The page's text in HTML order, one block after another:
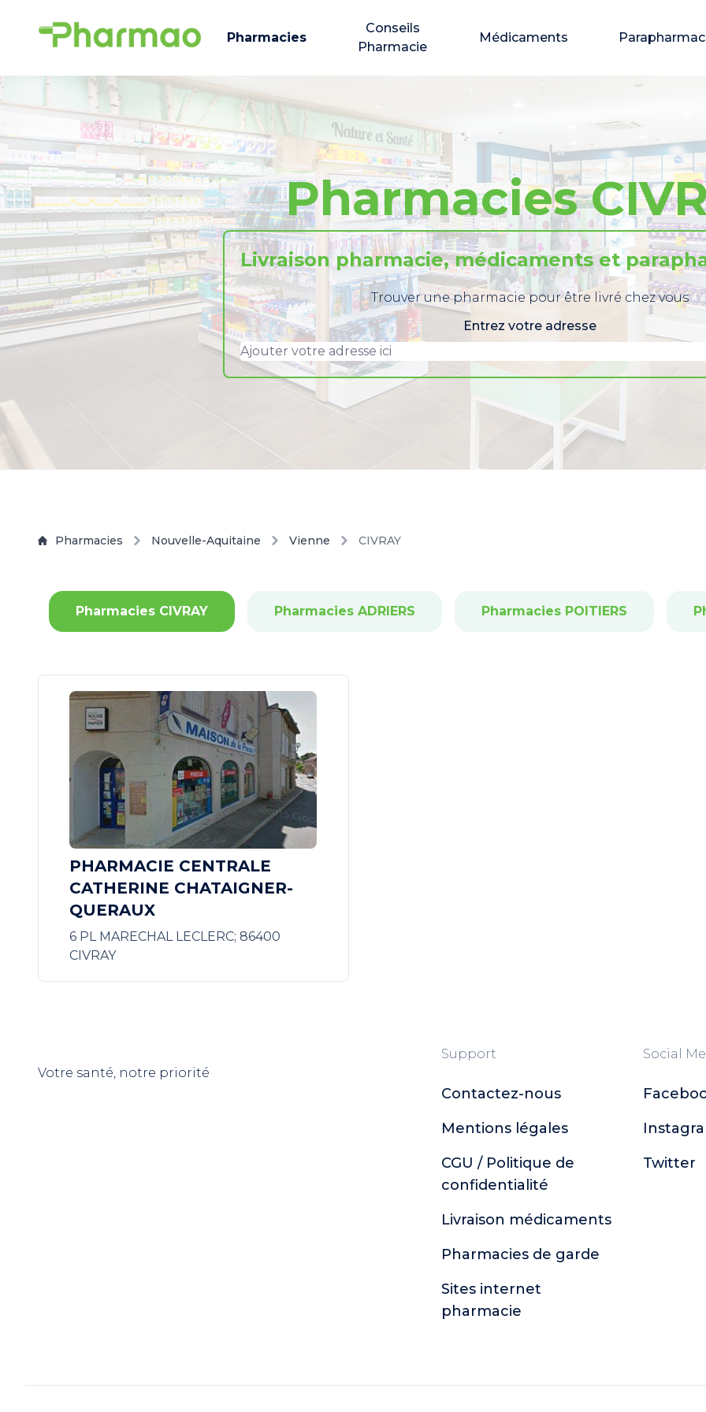
Pharmacies
Conseils
Pharmacie
Médicaments
Pharmacies
Livraison pharmacie, médicaments et
Trouver une pharmacie pour être livré chez vous
Entrez votre adresse
Pharmacies Nouvelle-Aquitaine Vienne CIVRAY
Pharmacies CIVRAY Pharmacies ADRIERS Pharmacies POITIERS
PHARMACIE CENTRALE
CATHERINE CHATAIGNER-
QUERAUX
6 PL MARECHAL LECLERC; 86400
CIVRAY
Votre santé, notre priorité
Support
Contactez-nous
Mentions légales
CGU / Politique de
confidentialité
Livraison médicaments
Pharmacies de garde
Sites internet
pharmacie
Social
Twitter